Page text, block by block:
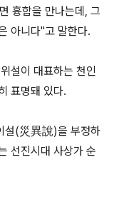
흉함을 만나는데, 그
아니다"고 말한다.
설이 대표하는 천인
표명돼 있다.
설(災異說)을 부정하
선진시대 사상가 순